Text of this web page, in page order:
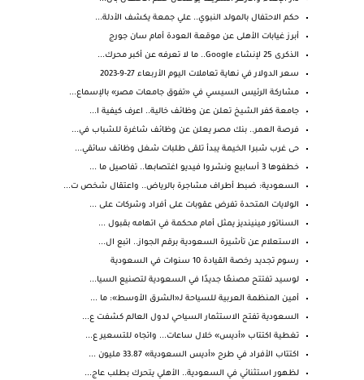
حكم الاحتفال بالمولد النبوي.. علي جمعة يكشف الأدلة...
أبرز غيابات الأهلى عن موقعة العودة أمام سان جورج
الذكرى 25 لإنشاء Google.. ما لا تعرفه عن أكبر محرك...
سعر الدولار في نهاية تعاملات اليوم الأربعاء 27-9-2023
مشاركة الرئيس السيسي في «تفوق جامعات مصر» بالإسماع...
جامعة كفر الشيخ تعلن عن وظائف خالية.. اعرف كيفية ا...
فرصة العمر.. بنك مصر يعلن عن وظائف شاغرة للشباب في...
حى غرب شبرا الخيمة يبدأ تلقى طلبات شغل وظائف سائقي...
خطفوها 3 أسابيع ونشروا فيديو اغتصابها.. تفاصيل ما ...
السعودية: ضبط أطراف مشاجرة بالرياض.. واعتقال شخص ت...
الولايات المتحدة تفرض عقوبات على أفراد وشركات على ...
السناتور مينينديز يمثل أمام محكمة في اتهامه بقبول ...
الاستعلام عن تأشيرة السعودية برقم الجواز.. اتبع ال...
رسوم تجديد رخصة القيادة 10 سنوات في السعودية
لوسيد تفتتح مصنعًا جديدًا في السعودية لتصنيع السيا...
أمين المنظمة العربية للسياحة لـ«الشرق الأوسط»: ما ...
السعودية تفتح الاستثمار السياحي لدول العالم كشفت ع...
تغطية اكتتاب «أديس» خلال ساعات... واتجاه للتسعير ع...
اكتتاب الأفراد في طرح «أديس السعودية» 33.87 مليون ...
لظهور استثنائي في السعودية.. الأهلي يتحرك بطلب عاج...